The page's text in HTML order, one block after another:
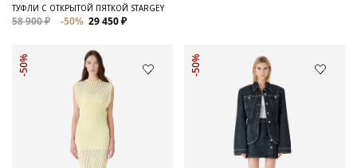
ТУФЛИ С ОТКРЫТОЙ ПЯТКОЙ STARGEY
58 900 ₽ -50% 29 450 ₽
-50% -50%